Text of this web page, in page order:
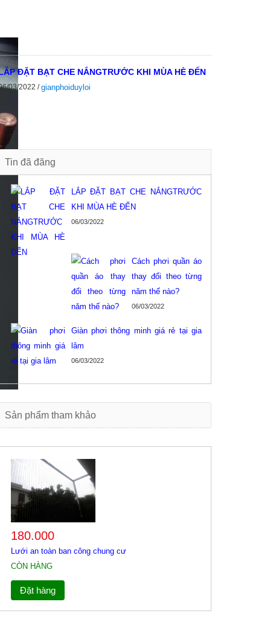
Lưới an toàn ban công tại gia lâm
Giàn phơi thông minh giá rẻ tại
hoàng mai
Lưới an toàn ban công tại hoàng mai
ĐẶT BẠT CHE NẮNGTRƯỚC KHI MÙA HÈ ĐẾN
03/2022 /gianphoiduyloi
Tin đã đăng
LẮP ĐẶT BẠT CHE NẮNGTRƯỚC
KHI MÙA HÈ ĐẾN
06/03/2022
Cách phơi quần áo
thay đổi theo từng
năm thế nào?
06/03/2022
Giàn phơi thông minh giá rẻ tại gia
lâm
06/03/2022
Sản phẩm tham khảo
180.000
Lưới an toàn ban công chung cư
CÒN HÀNG
Đặt hàng